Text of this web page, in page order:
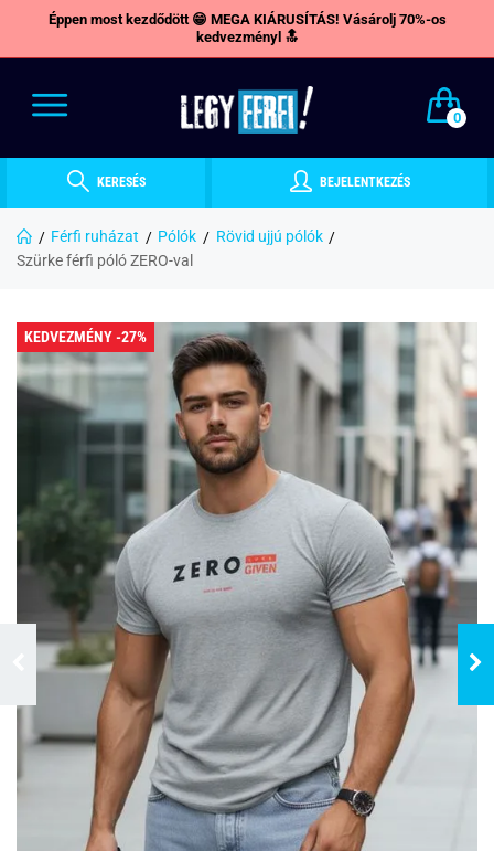
Éppen most kezdődött 😁 MEGA KIÁRUSÍTÁS! Vásárolj 70%-os
kedvezményl 🔝
0
KERESÉS BEJELENTKEZÉS
Férfi ruházat Pólók
Rövid ujjú pólók
Szürke férfi póló ZERO-val
KEDVEZMÉNY -27%